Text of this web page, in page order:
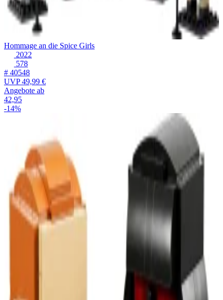
Hommage an die Spice Girls
2022
578
# 40548
UVP49,99 €
Angebote ab
42,95
-14%